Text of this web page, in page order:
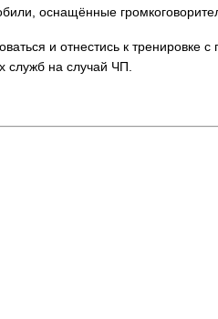
оснащённые
и отнестись к
служб на случай ЧП.